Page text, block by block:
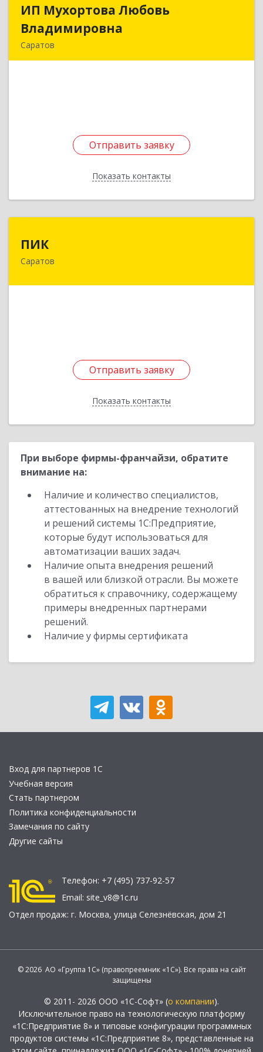
ИП Мухортова Любовь
Владимировна
Саратов
Отправить заявку
Показать контакты
ИП Мухортова Любовь
Отправить заявку
Назад
ПИК
Саратов
Отправить заявку
Показать контакты
Отправить заявку
Назад
При выборе фирмы-франчайзи, обратите
внимание на:
Наличие и количество специалистов,
аттестованных на внедрение технологий
и решений системы 1С:Предприятие,
которые будут использоваться для
автоматизации ваших задач.
Наличие опыта внедрения решений
в вашей или близкой отрасли. Вы можете
обратиться к справочнику, содержащему
примеры внедренных партнерами
решений.
Наличие у фирмы сертификата
Вход для партнеров 1С
Учебная версия
Стать партнером
Политика конфиденциальности
Замечания по сайту
Другие сайты
Телефон: +7 (495) 737-92-57
Email: site_v8@1c.ru
Отдел продаж: г. Москва, улица Селезнёвская, дом 21
© 2026 АО «Группа 1С» (правопреемник «1С»). Все права на сайт
защищены
© 2011- 2026 ООО «1С-Софт» (о компании).
Исключительное право на технологическую платформу
«1С:Предприятие 8» и типовые конфигурации программных
продуктов системы «1С:Предприятие 8», представленные на